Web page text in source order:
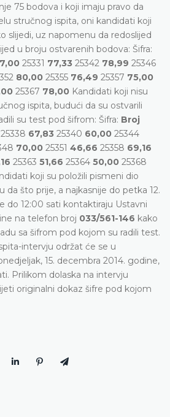
75 bodova i koji imaju pravo da
stručnog ispita, oni kandidati koji
slijedi, uz napomenu da redoslijed
u broju ostvarenih bodova: Šifra:
25331 77,33 25342 78,99 25346
80,00 25355 76,49 25357 75,00
25367 78,00 Kandidati koji nisu
ispita, budući da su ostvarili
su test pod šifrom: Šifra: Broj
25338 67,83 25340 60,00 25344
70,00 25351 46,66 25358 69,16
25363 51,66 25364 50,00 25368
koji su položili pismeni dio
da što prije, a najkasnije do petka 12.
do 12:00 sati kontaktiraju Ustavni
na telefon broj 033/561-146 kako
sa šifrom pod kojom su radili test.
intervju održat će se u
15. decembra 2014. godine,
Prilikom dolaska na intervju
originalni dokaz šifre pod kojom